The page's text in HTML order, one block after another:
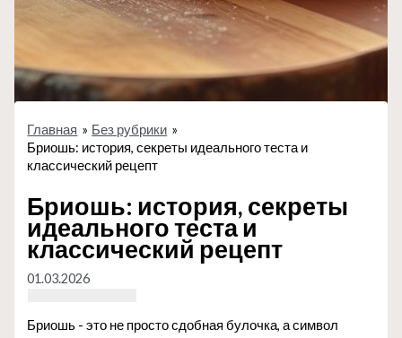
Главная
Без рубрики
Бриошь: история, секреты идеального теста и
классический рецепт
Бриошь: история, секреты
идеального теста и
классический рецепт
01.03.2026
Бриошь - это не просто сдобная булочка, а символ